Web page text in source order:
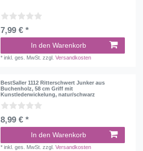
7,99 € *
In den Warenkorb
*inkl. ges. MwSt. zzgl.Versandkosten
BestSaller 1112 Ritterschwert Junker aus
Buchenholz, 58 cm Griff mit
Kunstlederwickelung, natur/schwarz
8,99 € *
In den Warenkorb
*inkl. ges. MwSt. zzgl.Versandkosten